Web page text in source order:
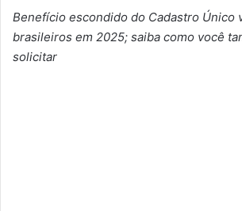
Benefício escondido do Cadastro Único
brasileiros em 2025; saiba como você
solicitar